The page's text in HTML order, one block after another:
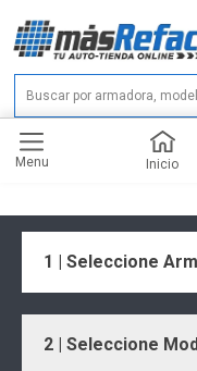
Menu Inicio
1 | Seleccione
2 | Seleccione